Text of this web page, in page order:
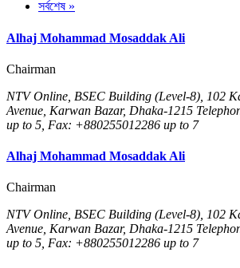
সর্বশেষ »
Alhaj Mohammad Mosaddak Ali
Chairman
NTV Online, BSEC Building (Level-8), 102
Avenue, Karwan Bazar, Dhaka-1215
up to 5, Fax: +880255012286 up to 7
Alhaj Mohammad Mosaddak Ali
Chairman
NTV Online, BSEC Building (Level-8), 102
Avenue, Karwan Bazar, Dhaka-1215
up to 5, Fax: +880255012286 up to 7